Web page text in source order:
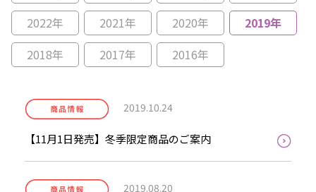
2022年
2021年 2020年
2019年
2018年
2017年 2016年
2019.10.24
【11月1日発売】冬季限定商品のご案内
2019.08.20